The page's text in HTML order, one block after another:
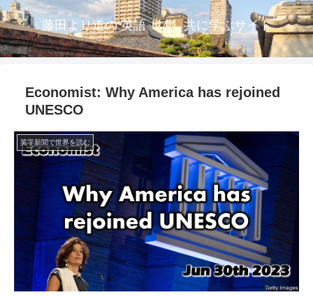
藤田より道の 英語「で」共に学ぶサイト
Economist: Why America has rejoined
UNESCO
英字新聞で世界を読む